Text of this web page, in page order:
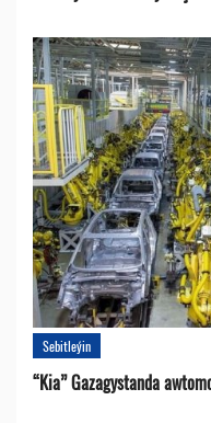
Sebitleýin
“Kia” Gazagystanda